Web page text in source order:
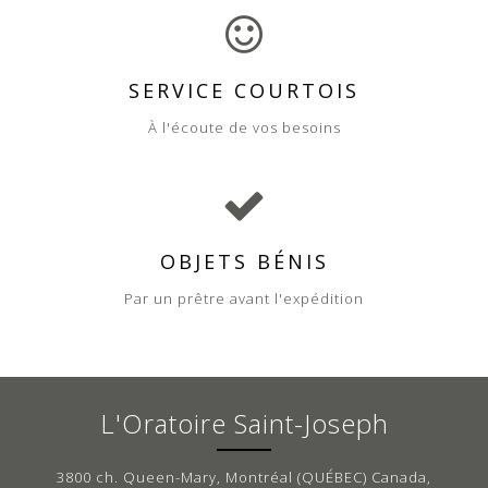
SERVICE COURTOIS
À l'écoute de vos besoins
OBJETS BÉNIS
Par un prêtre avant l'expédition
L'Oratoire Saint-Joseph
3800 ch. Queen-Mary, Montréal (QUÉBEC) Canada,